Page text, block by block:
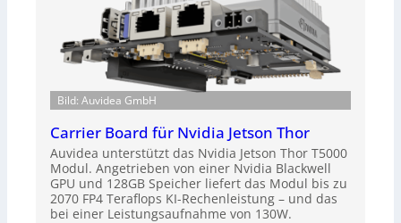
Bild: Auvidea GmbH
Carrier Board für Nvidia Jetson Thor
Auvidea unterstützt das Nvidia Jetson Thor T5000
Modul. Angetrieben von einer Nvidia Blackwell
GPU und 128GB Speicher liefert das Modul bis zu
2070 FP4 Teraflops KI-Rechenleistung – und das
bei einer Leistungsaufnahme von 130W.